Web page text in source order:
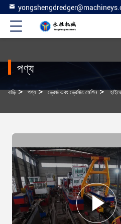
পণ্য
বাড়ি > পণ্য > ড্রেজ এবং ড্রেজিং মেশিন > হাইড্রোলিক